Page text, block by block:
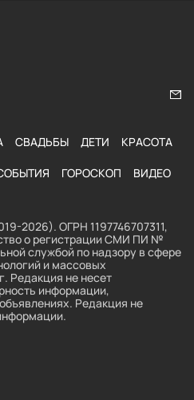
СВАДЬБЫ ДЕТИ КРАСОТА
ГОРОСКОП ВИДЕО
2026). ОГРН 1197746707311,
о регистрации СМИ ПИ №
службой по надзору в сфере
и массовых
Редакция не несет
информации,
Редакция не